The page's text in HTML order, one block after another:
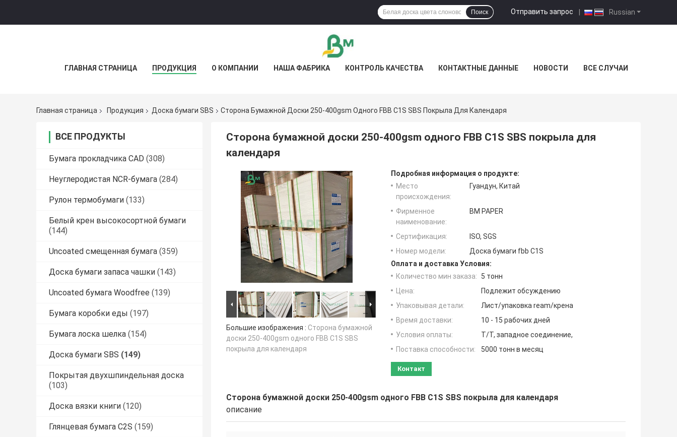
Russian
Отправить запрос |
Поиск
ГЛАВНАЯ СТРАНИЦА ПРОДУКЦИЯ О КОМПАНИИ НАША ФАБРИКА КОНТРОЛЬ КАЧЕСТВА КОНТАКТНЫЕ ДАННЫЕ НОВОСТИ ВСЕ СЛУЧАИ
Главная страница Продукция Доска бумаги SBS Сторона Бумажной Доски 250-400gsm Одного FBB C1S SBS Покрыла Для Календаря
ВСЕ ПРОДУКТЫ
Бумага прокладчика CAD (308)
Неуглеродистая NCR-бумага (284)
Рулон термобумаги (133)
Белый крен высокосортной бумаги
(144)
Uncoated смещенная бумага (359)
Доска бумаги запаса чашки (143)
Uncoated бумага Woodfree (139)
Бумага коробки еды (197)
Бумага лоска шелка (154)
Доска бумаги SBS (149)
Покрытая двухшпиндельная доска
(103)
Доска вязки книги (120)
Глянцевая бумага C2S (159)
Сторона бумажной доски 250-400gsm одного FBB C1S SBS покрыла для
календаря
Большие изображения : Сторона бумажной
доски 250-400gsm одного FBB C1S SBS
покрыла для календаря
Подробная информация о продукте:
Место
происхождения:
Гуандун, Китай
Фирменное
наименование:
BM PAPER
Сертификация:
ISO, SGS
Номер модели:
Доска бумаги fbb C1S
Оплата и доставка Условия:
Количество мин заказа:
5 тонн
Цена:
Подлежит обсуждению
Упаковывая детали:
Лист/упаковка ream/крена
Время доставки:
10 - 15 рабочих дней
Условия оплаты:
T/T, западное соединение,
Поставка способности:
5000 тонн в месяц
Контакт
Сторона бумажной доски 250-400gsm одного FBB C1S SBS покрыла для календаря
описание